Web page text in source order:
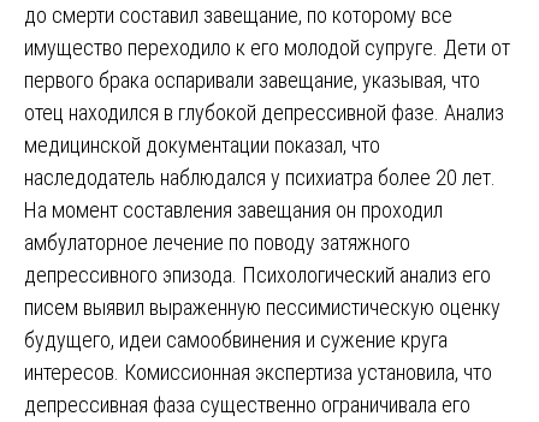
до смерти составил завещание, по которому все
имущество переходило к его молодой супруге. Дети от
первого брака оспаривали завещание, указывая, что
отец находился в глубокой депрессивной фазе. Анализ
медицинской документации показал, что
наследодатель наблюдался у психиатра более 20 лет.
На момент составления завещания он проходил
амбулаторное лечение по поводу затяжного
депрессивного эпизода. Психологический анализ его
писем выявил выраженную пессимистическую оценку
будущего, идеи самообвинения и сужение круга
интересов. Комиссионная экспертиза установила, что
депрессивная фаза существенно ограничивала его